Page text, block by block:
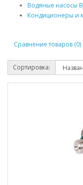
Водяные насосы
Кондиционеры и
Сравнение товаров (0)
Сортировка: